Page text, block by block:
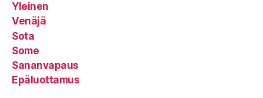
Yleinen
Venäjä
Sota
Some
Sananvapaus
Epäluottamus